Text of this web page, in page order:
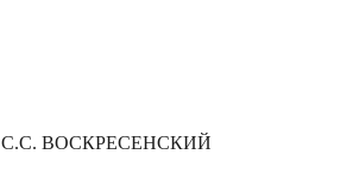
С.С. ВОСКРЕСЕНСКИЙ